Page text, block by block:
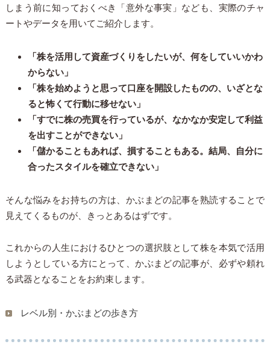
しまう前に知っておくべき「意外な事実」なども、実際のチャ
ートやデータを用いてご紹介します。
「株を活用して資産づくりをしたいが、何をしていいかわ
からない」
「株を始めようと思って口座を開設したものの、いざとな
ると怖くて行動に移せない」
「すでに株の売買を行っているが、なかなか安定して利益
を出すことができない」
「儲かることもあれば、損することもある。結局、自分に
合ったスタイルを確立できない」
そんな悩みをお持ちの方は、かぶまどの記事を熟読することで
見えてくるものが、きっとあるはずです。
これからの人生におけるひとつの選択肢として株を本気で活用
しようとしている方にとって、かぶまどの記事が、必ずや頼れ
る武器となることをお約束します。
レベル別・かぶまどの歩き方